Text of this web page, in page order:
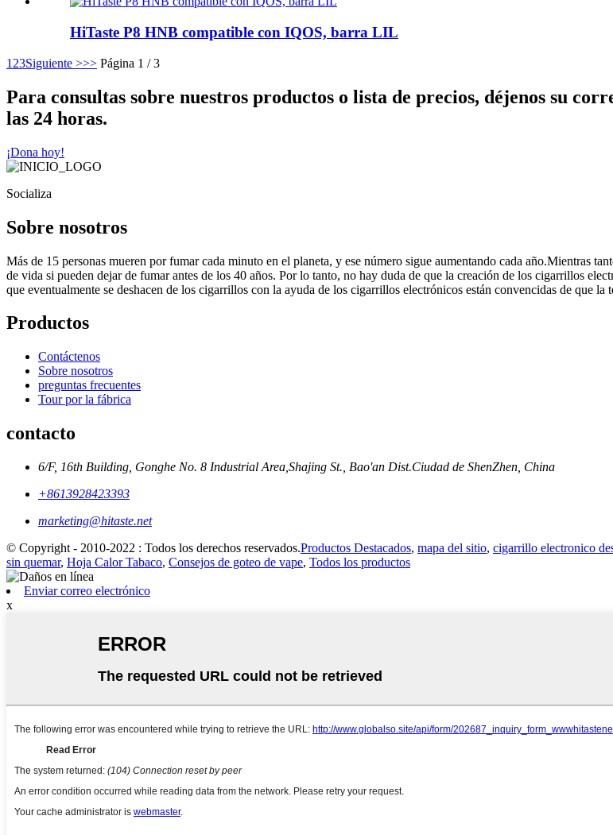
HiTaste P8 HNB compatible con IQOS, barra LIL
1 23Siguiente >>> Página 1 / 3
Para consultas sobre nuestros productos o lista de precios, déjenos su
las 24 horas.
¡Dona hoy!
Socializa
Sobre nosotros
Más de 15 personas mueren por fumar cada minuto en el planeta, y ese número sigue aumentando cada año.Mientras
de vida si pueden dejar de fumar antes de los 40 años. Por lo tanto, no hay duda de que la creación de los cigarrillos
que eventualmente se deshacen de los cigarrillos con la ayuda de los cigarrillos electrónicos están convencidas de que
Productos
Contáctenos
Sobre nosotros
preguntas frecuentes
Tour por la fábrica
contacto
6/F, 16th Building, Gonghe No. 8 Industrial Area,Shajing St., Bao'an Dist.Ciudad de ShenZhen, China
+8613928423393
marketing@hitaste.net
© Copyright - 2010-2022 : Todos los derechos reservados.Productos Destacados, mapa del sitio, cigarrillo electronico
sin quemar, Hoja Calor Tabaco, Consejos de goteo de vape, Todos los productos
Enviar correo electrónico
x